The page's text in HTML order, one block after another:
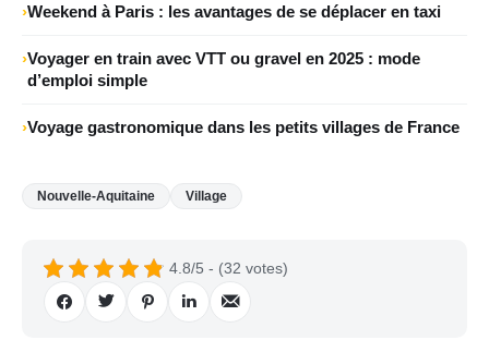
Weekend à Paris : les avantages de se déplacer en taxi
Voyager en train avec VTT ou gravel en 2025 : mode
d’emploi simple
Voyage gastronomique dans les petits villages de France
Nouvelle-Aquitaine Village
4.8/5 - (32 votes)